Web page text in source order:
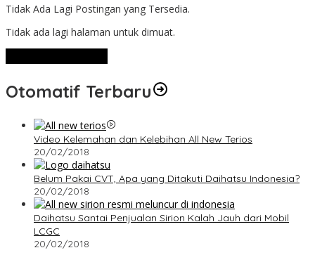
Tidak Ada Lagi Postingan yang Tersedia.
Tidak ada lagi halaman untuk dimuat.
Otomatif Terbaru
Video Kelemahan dan Kelebihan All New Terios
20/02/2018
Belum Pakai CVT, Apa yang Ditakuti Daihatsu Indonesia?
20/02/2018
Daihatsu Santai Penjualan Sirion Kalah Jauh dari Mobil
LCGC
20/02/2018